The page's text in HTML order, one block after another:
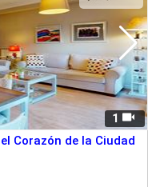
1
Corazón de la Ciudad